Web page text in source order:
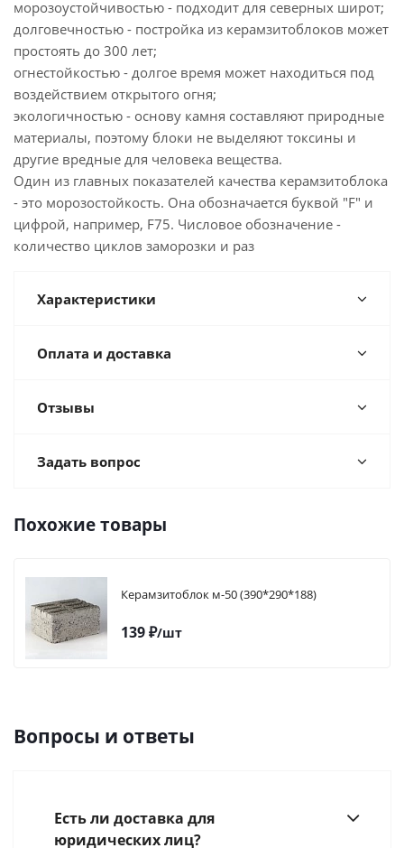
морозоустойчивостью - подходит для северных широт;
долговечностью - постройка из керамзитоблоков может
простоять до 300 лет;
огнестойкостью - долгое время может находиться под
воздействием открытого огня;
экологичностью - основу камня составляют природные
материалы, поэтому блоки не выделяют токсины и
другие вредные для человека вещества.
Один из главных показателей качества керамзитоблока
- это морозостойкость. Она обозначается буквой "F" и
цифрой, например, F75. Числовое обозначение -
количество циклов заморозки и раз
Характеристики
Оплата и доставка
Отзывы
Задать вопрос
Похожие товары
Керамзитоблок м-50 (390*290*188)
139₽/шт
Вопросы и ответы
Есть ли доставка для
юридических лиц?